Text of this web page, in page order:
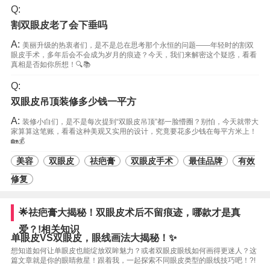
Q:
割双眼皮老了会下垂吗
A: 美丽升级的热衷者们，是不是总在思考那个永恒的问题——年轻时的割双
眼皮手术，多年后会不会成为岁月的痕迹？今天，我们来解密这个疑惑，看看
真相是否如你所想！🔍📚
Q:
双眼皮吊顶装修多少钱一平方
A: 装修小白们，是不是每次提到“双眼皮吊顶”都一脸懵圈？别怕，今天就带大
家算算这笔账，看看这种美观又实用的设计，究竟要花多少钱在每平方米上！
🏡💰
美容 双眼皮 祛疤膏 双眼皮手术 最佳品牌
有效
修复
🌟祛疤膏大揭秘！双眼皮术后不留痕迹，哪款才是真
爱？!相关知识
单眼皮VS双眼皮，眼线画法大揭秘！✨
想知道如何让单眼皮也能绽放双眸魅力？或者双眼皮眼线如何画得更迷人？这
篇文章就是你的眼睛救星！跟着我，一起探索不同眼皮类型的眼线技巧吧！?!